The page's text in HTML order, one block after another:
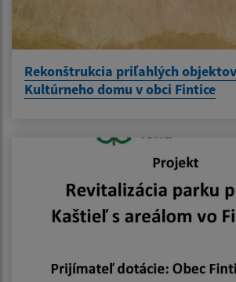
Rekonštrukcia priľahlých
Kultúrneho domu v obci Fintice